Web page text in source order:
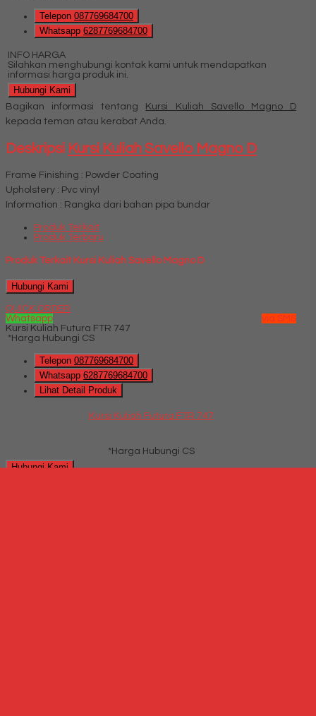
Telepon 087769684700
Whatsapp 6287769684700
INFO HARGA
Silahkan menghubungi kontak kami untuk mendapatkan
informasi harga produk ini.
Hubungi Kami
Bagikan informasi tentang Kursi Kuliah Savello Magno D
kepada teman atau kerabat Anda.
Deskripsi Kursi Kuliah Savello Magno D
Frame Finishing : Powder Coating
Upholstery : Pvc vinyl
Information : Rangka dari bahan pipa bundar
Produk Terkait
Produk Terbaru
Produk Terkait Kursi Kuliah Savello Magno D
Hubungi Kami
QUICK ORDER
Whatsapp
via SMS
Kursi Kuliah Futura FTR 747
*Harga Hubungi CS
Telepon 087769684700
Whatsapp 6287769684700
Lihat Detail Produk
Kursi Kuliah Futura FTR 747
*Harga Hubungi CS
Hubungi Kami